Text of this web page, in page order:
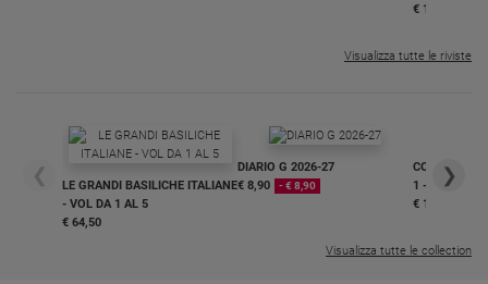
€ 16,99
Visualizza tutte le riviste
❮
LE GRANDI BASILICHE ITALIANE
- VOL DA 1 AL 5
€ 64,50
DIARIO G 2026-27
€ 8,90
- € 8,90
COLLANA
1 - 2
€ 18,50
❯
Visualizza tutte le collection